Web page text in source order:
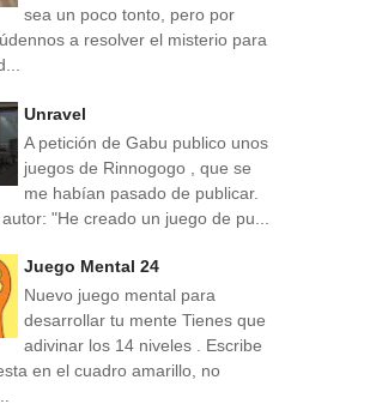
sea un poco tonto, pero por
a resolver el misterio para
Unravel
A petición de Gabu publico unos
juegos de Rinnogogo , que se
me habían pasado de publicar.
"He creado un juego de pu...
Juego Mental 24
Nuevo juego mental para
desarrollar tu mente Tienes que
adivinar los 14 niveles . Escribe
en el cuadro amarillo, no